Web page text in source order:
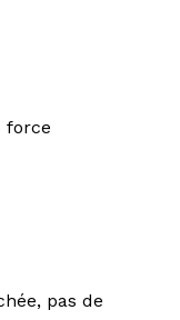
force
pas de